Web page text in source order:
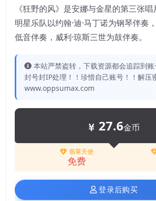
《狂野的风》是安娜与金星的第三张
明星乐队以约翰·迪·马丁诺为钢琴伴奏
低音伴奏，威利·琼斯三世为鼓伴奏。
本站严禁盗转，下载资源都会追踪到
封号封IP处理！！珍惜自己账号！！解压
www.oppsumax.com
27.6金币
翡翠天使
免费
登录后购买